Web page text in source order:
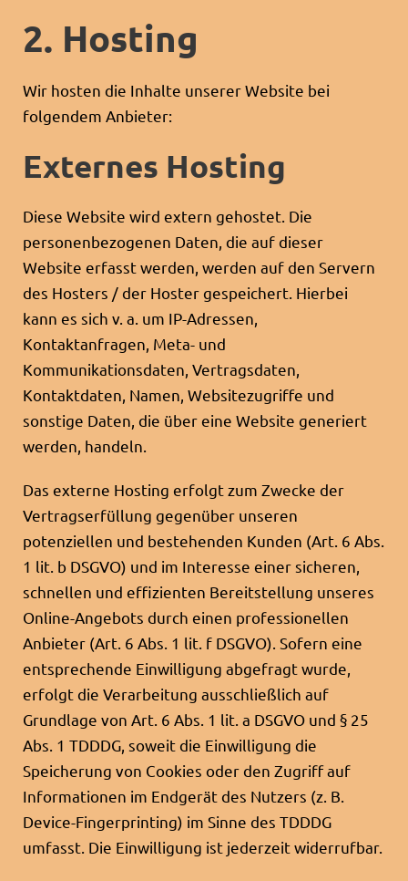
2. Hosting
Wir hosten die Inhalte unserer Website bei
folgendem Anbieter:
Externes Hosting
Diese Website wird extern gehostet. Die
personenbezogenen Daten, die auf dieser
Website erfasst werden, werden auf den Servern
des Hosters / der Hoster gespeichert. Hierbei
kann es sich v. a. um IP-Adressen,
Kontaktanfragen, Meta- und
Kommunikationsdaten, Vertragsdaten,
Kontaktdaten, Namen, Websitezugriffe und
sonstige Daten, die über eine Website generiert
werden, handeln.
Das externe Hosting erfolgt zum Zwecke der
Vertragserfüllung gegenüber unseren
potenziellen und bestehenden Kunden (Art. 6 Abs.
1 lit. b DSGVO) und im Interesse einer sicheren,
schnellen und effizienten Bereitstellung unseres
Online-Angebots durch einen professionellen
Anbieter (Art. 6 Abs. 1 lit. f DSGVO). Sofern eine
entsprechende Einwilligung abgefragt wurde,
erfolgt die Verarbeitung ausschließlich auf
Grundlage von Art. 6 Abs. 1 lit. a DSGVO und § 25
Abs. 1 TDDDG, soweit die Einwilligung die
Speicherung von Cookies oder den Zugriff auf
Informationen im Endgerät des Nutzers (z. B.
Device-Fingerprinting) im Sinne des TDDDG
umfasst. Die Einwilligung ist jederzeit widerrufbar.